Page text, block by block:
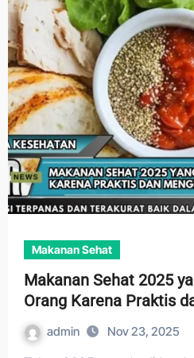
Makanan Sehat
Makanan Sehat 2025
Orang Karena Praktis
admin Nov 23, 2025